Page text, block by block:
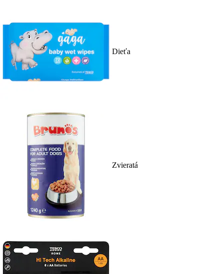
Dieťa
Zvieratá